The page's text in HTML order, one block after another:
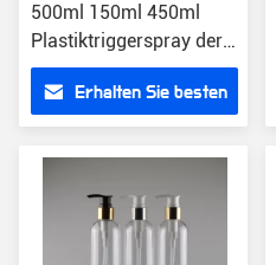
500ml 150ml 450ml
Plastiktriggerspray der
großen Schaum-
Handdesinfizierer-
Pumpflasche-
Erhalten Sie besten